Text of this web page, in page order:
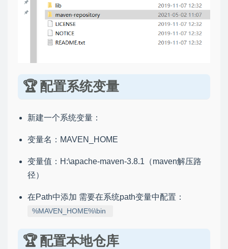
配置系统变量
新建一个系统变量：
变量名：MAVEN_HOME
变量值：H:\apache-maven-3.8.1（maven解压路
径）
在Path中添加 需要在系统path变量中配置：
%MAVEN_HOME%\bin
配置本地仓库